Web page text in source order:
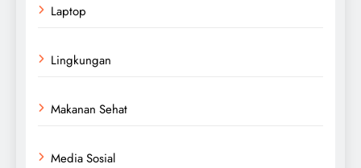
Laptop
Lingkungan
Makanan Sehat
Media Sosial